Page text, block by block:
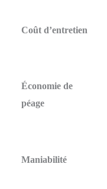
Coût d’entretien
Économie de
péage
Maniabilité